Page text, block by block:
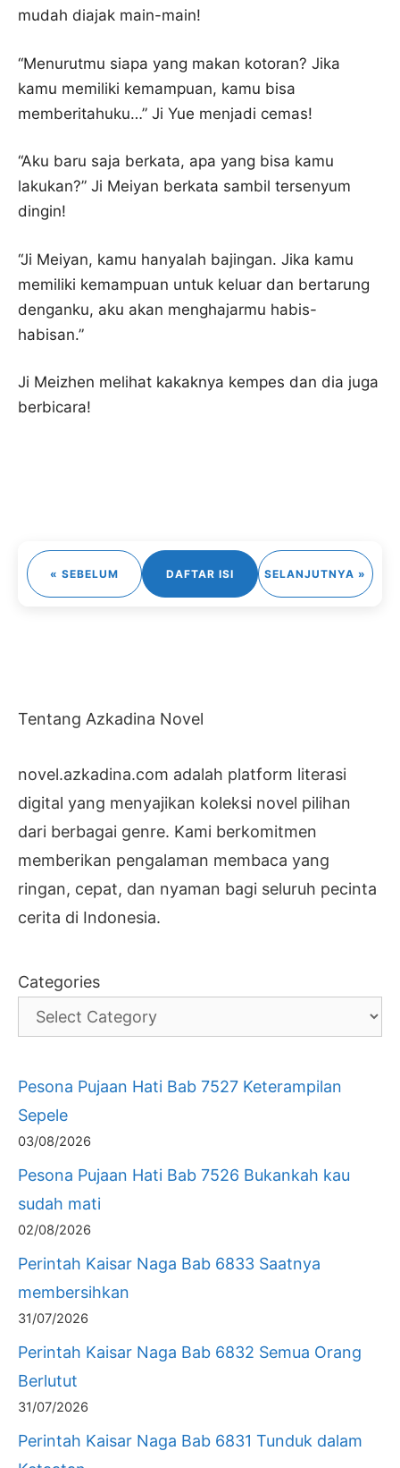
mudah diajak main-main!
“Menurutmu siapa yang makan kotoran? Jika
kamu memiliki kemampuan, kamu bisa
memberitahuku…” Ji Yue menjadi cemas!
“Aku baru saja berkata, apa yang bisa kamu
lakukan?” Ji Meiyan berkata sambil tersenyum
dingin!
“Ji Meiyan, kamu hanyalah bajingan. Jika kamu
memiliki kemampuan untuk keluar dan bertarung
denganku, aku akan menghajarmu habis-
habisan.”
Ji Meizhen melihat kakaknya kempes dan dia juga
berbicara!
« SEBELUM DAFTAR ISI SELANJUTNYA »
Tentang Azkadina Novel
novel.azkadina.com adalah platform literasi
digital yang menyajikan koleksi novel pilihan
dari berbagai genre. Kami berkomitmen
memberikan pengalaman membaca yang
ringan, cepat, dan nyaman bagi seluruh pecinta
cerita di Indonesia.
Categories
Pesona Pujaan Hati Bab 7527 Keterampilan
Sepele
03/08/2026
Pesona Pujaan Hati Bab 7526 Bukankah kau
sudah mati
02/08/2026
Perintah Kaisar Naga Bab 6833 Saatnya
membersihkan
31/07/2026
Perintah Kaisar Naga Bab 6832 Semua Orang
Berlutut
31/07/2026
Perintah Kaisar Naga Bab 6831 Tunduk dalam